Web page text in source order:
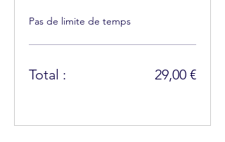
Pas de limite de temps
Total : 29,00 €